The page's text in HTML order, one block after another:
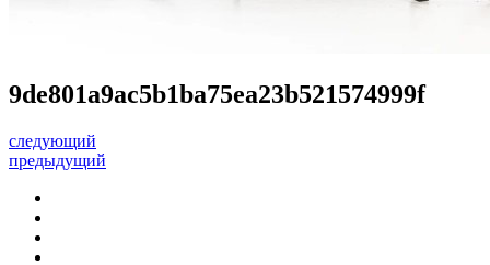
9de801a9ac5b1ba75ea23b521574999f
следующий
предыдущий